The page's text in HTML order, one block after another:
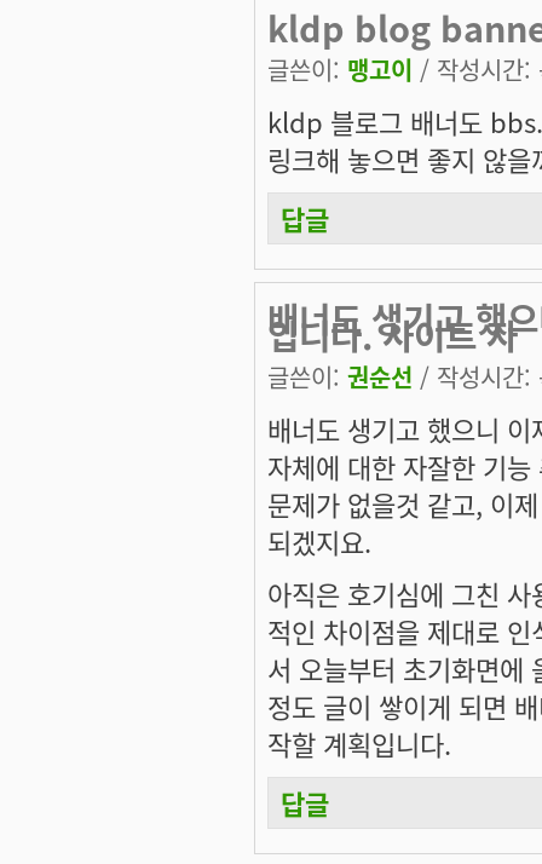
kldp blog
글쓴이: 맹고이 / 작성시간
kldp 블로그 배너도
링크해 놓으면 좋지 않
답글
배너도 생기고 했
입니다. 사이트 자
글쓴이: 권순선 / 작성시간
배너도 생기고 했으니
자체에 대한 자잘한 기
문제가 없을것 같고, 이
되겠지요.
아직은 호기심에 그친
적인 차이점을 제대로
서 오늘부터 초기화면
정도 글이 쌓이게 되면
작할 계획입니다.
답글